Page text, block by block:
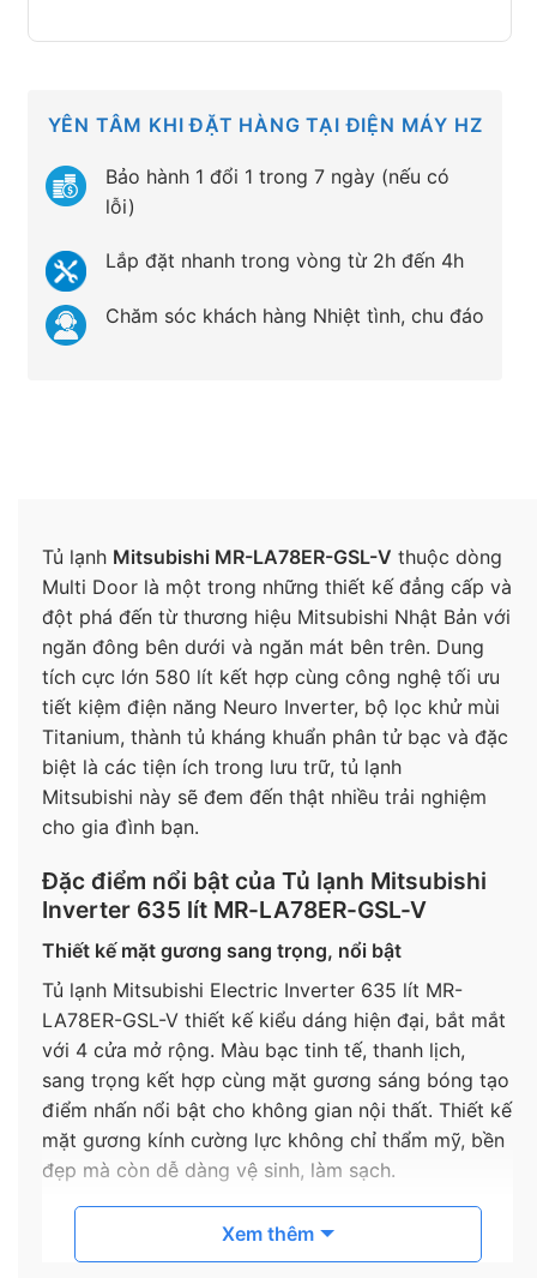
YÊN TÂM KHI ĐẶT HÀNG TẠI ĐIỆN MÁY HZ
Bảo hành 1 đổi 1 trong 7 ngày (nếu có
lỗi)
Lắp đặt nhanh trong vòng từ 2h đến 4h
Chăm sóc khách hàng Nhiệt tình, chu đáo
Tủ lạnh Mitsubishi MR-LA78ER-GSL-V thuộc dòng
Multi Door là một trong những thiết kế đẳng cấp và
đột phá đến từ thương hiệu Mitsubishi Nhật Bản với
ngăn đông bên dưới và ngăn mát bên trên. Dung
tích cực lớn 580 lít kết hợp cùng công nghệ tối ưu
tiết kiệm điện năng Neuro Inverter, bộ lọc khử mùi
Titanium, thành tủ kháng khuẩn phân tử bạc và đặc
biệt là các tiện ích trong lưu trữ, tủ lạnh
Mitsubishi này sẽ đem đến thật nhiều trải nghiệm
cho gia đình bạn.
Đặc điểm nổi bật của Tủ lạnh Mitsubishi
Inverter 635 lít MR-LA78ER-GSL-V
Thiết kế mặt gương sang trọng, nổi bật
Tủ lạnh Mitsubishi Electric Inverter 635 lít MR-
LA78ER-GSL-V thiết kế kiểu dáng hiện đại, bắt mắt
với 4 cửa mở rộng. Màu bạc tinh tế, thanh lịch,
sang trọng kết hợp cùng mặt gương sáng bóng tạo
điểm nhấn nổi bật cho không gian nội thất. Thiết kế
mặt gương kính cường lực không chỉ thẩm mỹ, bền
đẹp mà còn dễ dàng vệ sinh, làm sạch.
Xem thêm